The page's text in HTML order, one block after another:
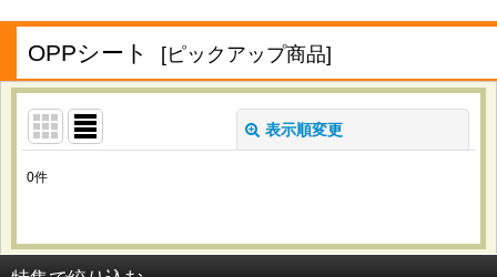
OPPシート [ピックアップ商品]
表示順変更
並び順:
0件